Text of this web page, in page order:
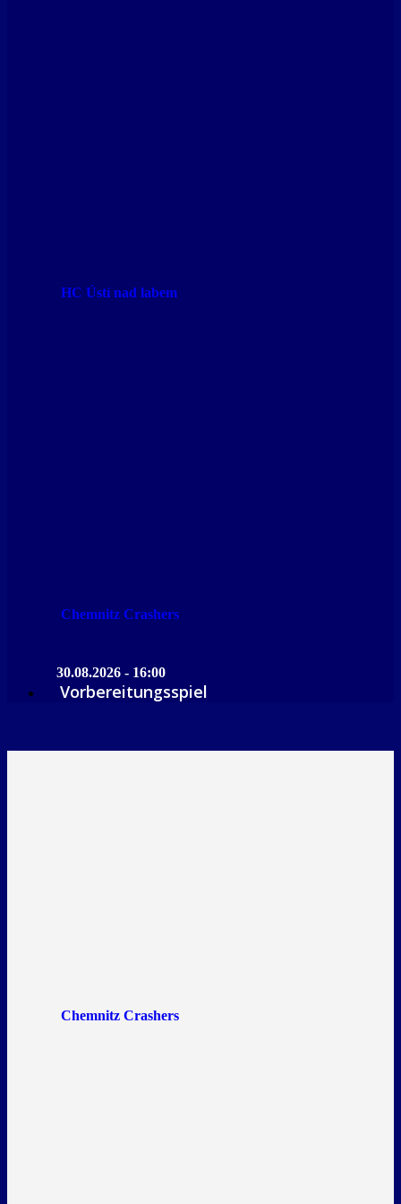
HC Ústí nad labem
Chemnitz Crashers
30.08.2026 - 16:00
Vorbereitungsspiel
Chemnitz Crashers